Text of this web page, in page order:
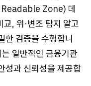
Zone) 데
, 위·변조 탐지 알고
한 검증을 수행합니
일반적인 금융기관
성과 신뢰성을 제공합